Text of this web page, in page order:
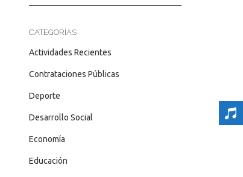
CATEGORÍAS
Actividades Recientes
Contrataciones Públicas
Deporte
Desarrollo Social
Economía
Educación